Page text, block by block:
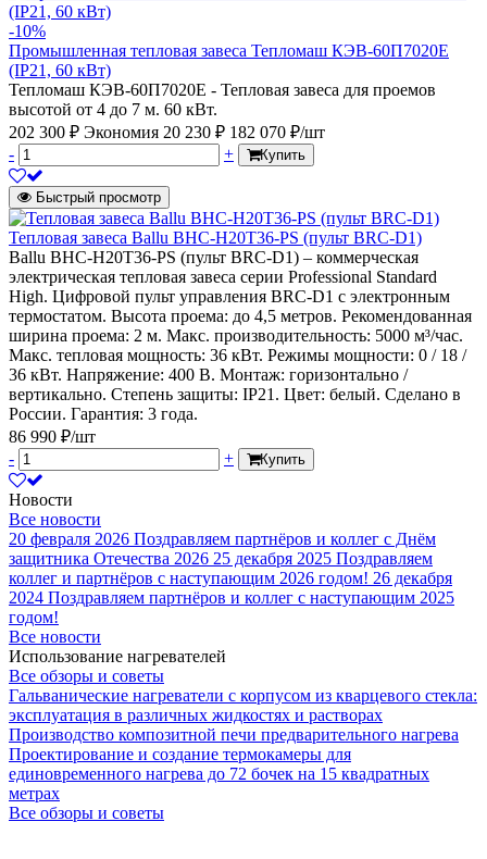
-10%
Промышленная тепловая завеса Тепломаш КЭВ-60П7020Е
(IP21, 60 кВт)
Тепломаш КЭВ-60П7020Е - Тепловая завеса для проемов
высотой от 4 до 7 м. 60 кВт.
202 300 ₽ Экономия 20 230 ₽ 182 070 ₽/шт
-
+ Купить
Быстрый просмотр
Тепловая завеса Ballu BHC-H20T36-PS (пульт BRC-D1)
Ballu BHC-H20T36-PS (пульт BRC-D1) – коммерческая
электрическая тепловая завеса серии Professional Standard
High. Цифровой пульт управления BRC-D1 с электронным
термостатом. Высота проема: до 4,5 метров. Рекомендованная
ширина проема: 2 м. Макс. производительность: 5000 м³/час.
Макс. тепловая мощность: 36 кВт. Режимы мощности: 0 / 18 /
36 кВт. Напряжение: 400 В. Монтаж: горизонтально /
вертикально. Степень защиты: IP21. Цвет: белый. Сделано в
России. Гарантия: 3 года.
86 990 ₽/шт
-
+ Купить
Новости
Все новости
20 февраля 2026 Поздравляем партнёров и коллег с Днём
защитника Отечества 2026 25 декабря 2025 Поздравляем
коллег и партнёров с наступающим 2026 годом! 26 декабря
2024 Поздравляем партнёров и коллег с наступающим 2025
годом!
Все новости
Использование нагревателей
Все обзоры и советы
Гальванические нагреватели с корпусом из кварцевого стекла:
эксплуатация в различных жидкостях и растворах
Производство композитной печи предварительного нагрева
Проектирование и создание термокамеры для
единовременного нагрева до 72 бочек на 15 квадратных
метрах
Все обзоры и советы